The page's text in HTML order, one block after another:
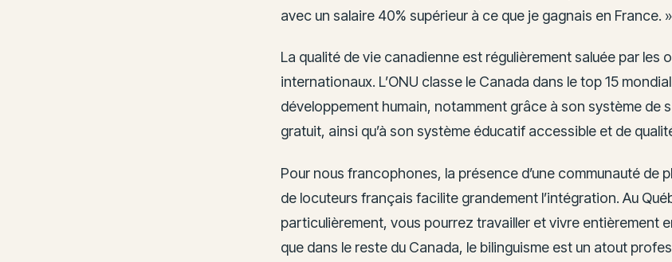
avec un salaire 40% supérieur à ce que je gagnais en France. »
La qualité de vie canadienne est régulièrement saluée par les
internationaux. L’ONU classe le Canada dans le top 15
développement humain, notamment grâce à son système de
gratuit, ainsi qu’à son système éducatif accessible et de
Pour nous francophones, la présence d’une communauté de
de locuteurs français facilite grandement l’intégration. Au
particulièrement, vous pourrez travailler et vivre entièrement
que dans le reste du Canada, le bilinguisme est un atout